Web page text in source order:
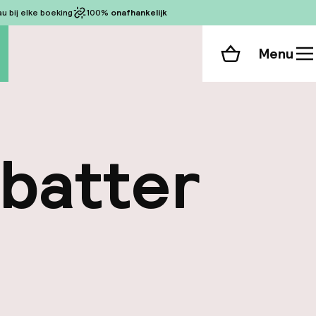
bij elke boeking 100% onafhankelijk
Winkelmand
Menu